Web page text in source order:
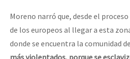
Moreno narró que, desde el
de los europeos al llegar a esta
donde se encuentra la comunidad
más violentados, porque se